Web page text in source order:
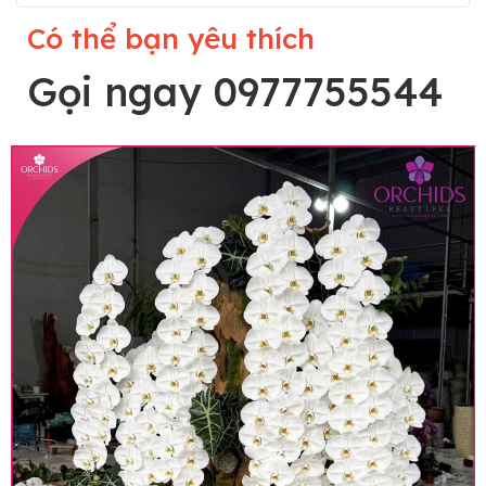
Lưu ý trước khi đặt hàng
• Về cây hoa: Một chậu hoa lan hồ điệp đẹp và
hoàn chỉnh sẽ được phối ghép từ nhiều cây hoa
và tạo dáng hoàn toàn thủ công nên có thể sẽ
Có thể bạn yêu thích
Gọi ngay 0977755544